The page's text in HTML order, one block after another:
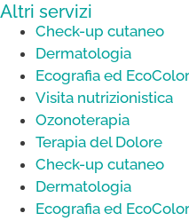
Altri servizi
Check-up cutaneo
Dermatologia
Ecografia ed
Visita nutrizionistica
Ozonoterapia
Terapia del Dolore
Check-up cutaneo
Dermatologia
Ecografia ed